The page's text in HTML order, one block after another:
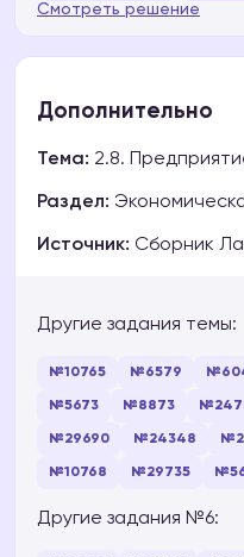
Смотреть решение
Дополнительно
Тема: 2.8.
Раздел:
Источник: Сборник
Другие задания темы:
№10765 №6579
№5673 №8873
№29690 №24348
№10768 №29735
Другие задания №6: